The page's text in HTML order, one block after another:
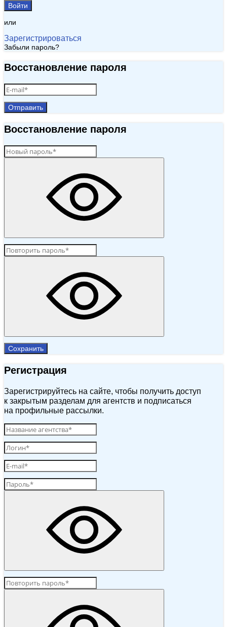
Войти
или
Зарегистрироваться
Забыли пароль?
Восстановление пароля
Отправить
Восстановление пароля
Сохранить
Регистрация
Зарегистрируйтесь на сайте, чтобы получить доступ
к закрытым разделам для агентств и подписаться
на профильные рассылки.